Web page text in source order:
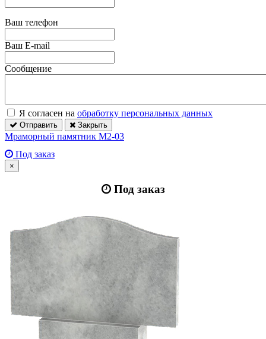
Ваш телефон
Ваш E-mail
Сообщение
Я согласен на обработку персональных данных
Отправить Закрыть
Мраморный памятник М2-03
Под заказ
×
Под заказ